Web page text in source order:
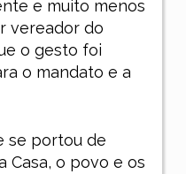
e muito menos
vereador do
o gesto foi
o mandato e a
se portou de
Casa, o povo e os